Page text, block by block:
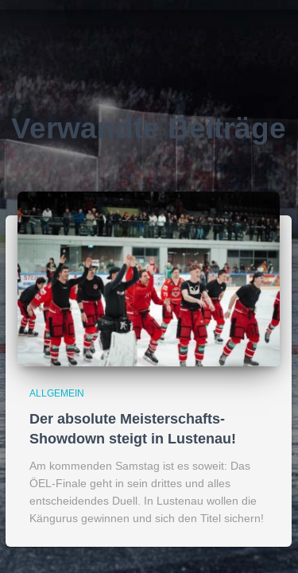
Verwandte Beiträge
ALLGEMEIN
Der absolute Meisterschafts-
Showdown steigt in Lustenau!
Am kommenden Samstag ist es soweit: Das
ÖEL-Finale geht in sein drittes und alles
entscheidendes Duell. In Lustenau wollen die
Kängurus gewinnen und sich den Titel sichern!